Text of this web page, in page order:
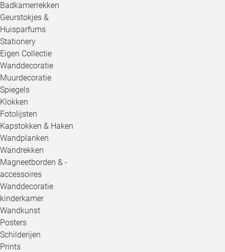
Badkamerrekken
Geurstokjes &
Huisparfums
Stationery
Eigen Collectie
Wanddecoratie
Muurdecoratie
Spiegels
Klokken
Fotolijsten
Kapstokken & Haken
Wandplanken
Wandrekken
Magneetborden & -
accessoires
Wanddecoratie
kinderkamer
Wandkunst
Posters
Schilderijen
Prints